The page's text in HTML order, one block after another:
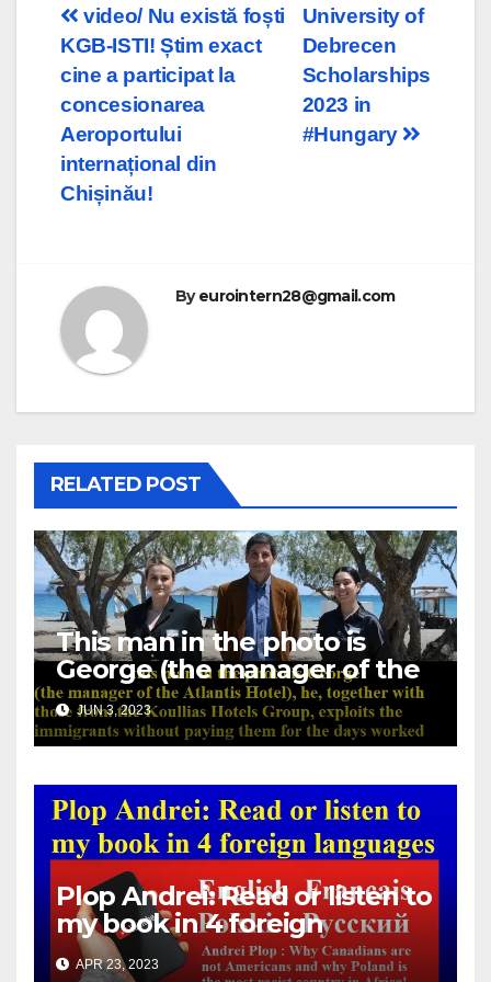
Post
navigation
University of
Debrecen
Scholarships
2023 in
#Hungary
video/ Nu există foști
KGB-ISTI! Știm exact
cine a participat la
concesionarea
Aeroportului
internațional din
Chișinău!
Byeurointern28@gmail.com
RELATED POST
This man in the photo is
George (the manager of the
Atlantis Hotel), he, together
with those from the Koullias
Hotels Group, exploits the
immigrants without paying
them for the days worked
JUN 3, 2023
Plop Andrei: Read or listen to
my book in 4 foreign
languages
APR 23, 2023